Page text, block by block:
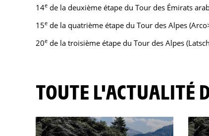
14e de la deuxième étape du Tour des Émirats
15e de la quatrième étape du Tour des Alpes
20e de la troisième étape du Tour des Alpes
TOUTE L'ACTUALITÉ